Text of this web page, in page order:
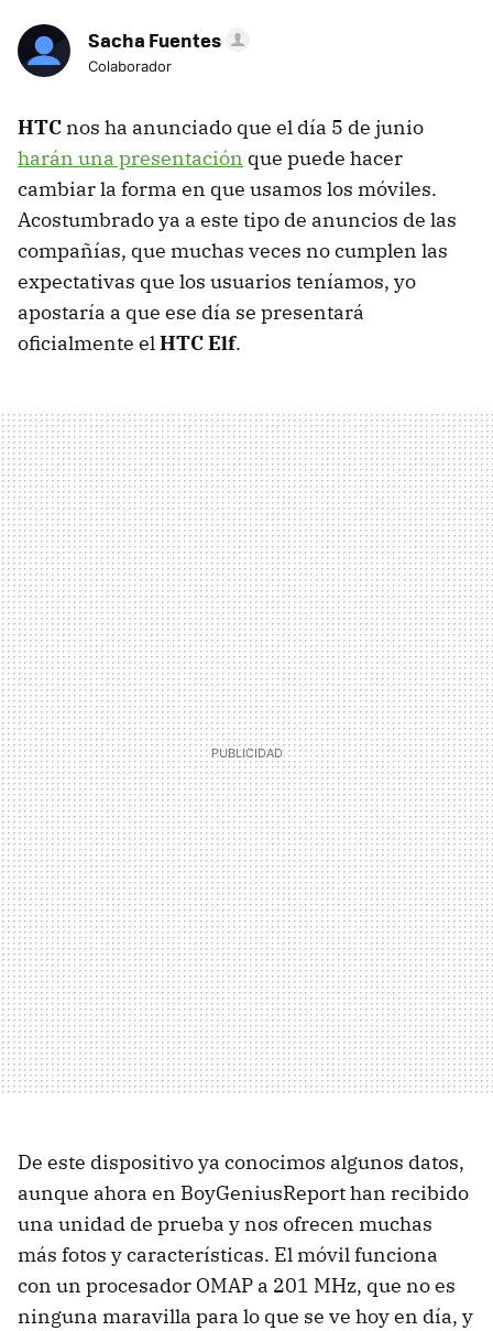
Sacha Fuentes
Colaborador
HTC nos ha anunciado que el día 5 de junio
harán una presentación que puede hacer
cambiar la forma en que usamos los móviles.
Acostumbrado ya a este tipo de anuncios de las
compañías, que muchas veces no cumplen las
expectativas que los usuarios teníamos, yo
apostaría a que ese día se presentará
oficialmente elHTC Elf.
De este dispositivo ya conocimos algunos datos,
aunque ahora en BoyGeniusReport han recibido
una unidad de prueba y nos ofrecen muchas
más fotos y características. El móvil funciona
con un procesador OMAP a 201 MHz, que no es
ninguna maravilla para lo que se ve hoy en día, y